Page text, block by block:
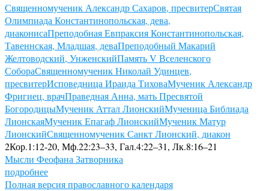
Священномученик Александр Сахаров, пресвитерСвятая
Олимпиада Константинопольская, дева,
диаконисаПреподобная Евпраксия Константинопольская,
Тавеннская, Младшая, деваПреподобный Макарий
Желтоводский, УнженскийПамять V Вселенского
СобораСвященномученик Николай Удинцев,
пресвитерИсповедница Ираида ТиховаМученик Александр
Фригиец, врачПраведная Анна, мать Пресвятой
БогородицыМученик Аттал ЛионскийМученица Библиада
ЛионскаяМученик Епагаф ЛионскийМученик Матур
ЛионскийСвященномученик Санкт Лионский, диакон
2Кор.1:12-20, Мф.22:23–33, Гал.4:22–31, Лк.8:16–21
Мысли Феофана Затворника
подробнее
Полная версия православного календаря